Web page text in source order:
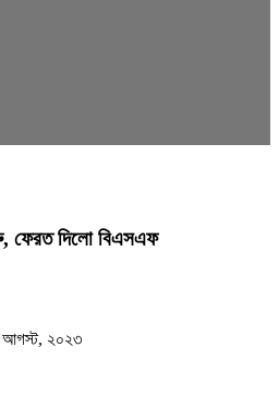
ফেরত দিলো বিএসএফ
আগস্ট, ২০২৩